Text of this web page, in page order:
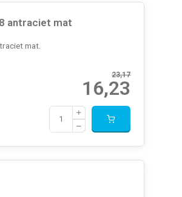
antraciet mat
mat.
23,17
16,23